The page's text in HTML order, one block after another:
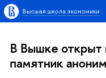
Высшая школа экономики
В Вышке открыт
памятник